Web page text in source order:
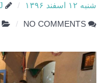
شنبه ۱۲ اسفند ۱۳۹۶
NO COMMENTS